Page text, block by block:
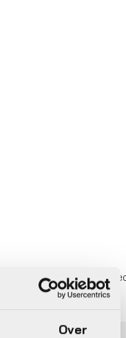
Over
werkplaats met